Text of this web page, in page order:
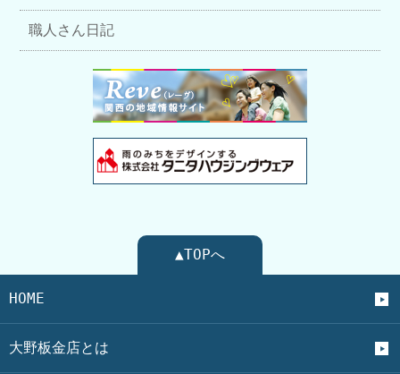
職人さん日記
▲TOPへ
HOME
大野板金店とは